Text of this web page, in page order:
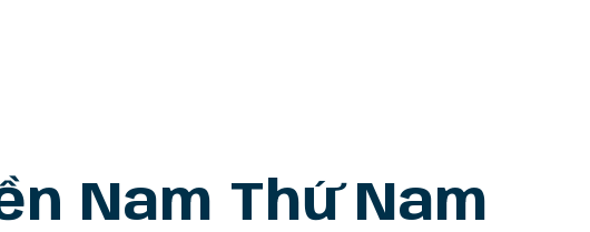
Nam Thứ Nam